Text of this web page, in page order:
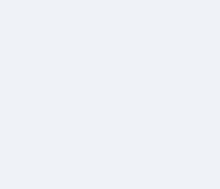
梅干しを毎日食べたらどう
ブルーベリーを毎日食べた
バナナを毎日食べたらどう
かいまき（掻巻き）超完全ガ
【最新版】掛け布団の選び方“
【アシストステッパー】ハン
【2026年最新保存版】エアト